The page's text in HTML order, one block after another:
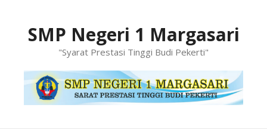
SMP Negeri 1 Margasari
"Syarat Prestasi Tinggi Budi Pekerti"